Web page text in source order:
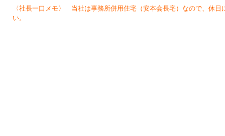
〈社長一口メモ〉 当社は事務所併用住宅（安本会長宅）なので、休日
い。